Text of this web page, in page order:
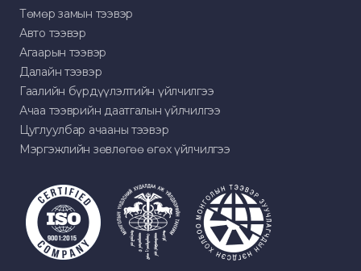
Төмөр замын тээвэр
Авто тээвэр
Агаарын тээвэр
Далайн тээвэр
Гаалийн бүрдүүлэлтийн үйлчилгээ
Ачаа тээврийн даатгалын үйлчилгээ
Цуглуулбар ачааны тээвэр
Мэргэжлийн зөвлөгөө өгөх үйлчилгээ